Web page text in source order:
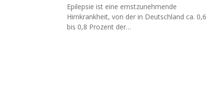
Epilepsie ist eine ernstzunehmende
Hirnkrankheit, von der in Deutschland ca. 0,6
bis 0,8 Prozent der…